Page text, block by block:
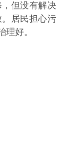
但没有解决
居民担心污
理好。